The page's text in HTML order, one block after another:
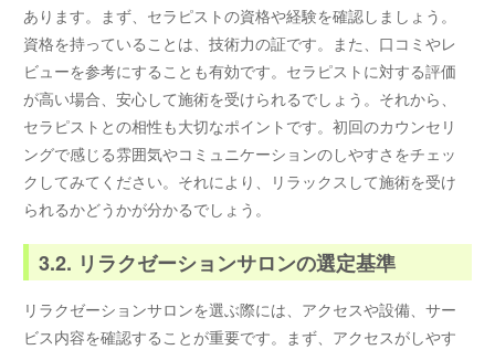
あります。まず、セラピストの資格や経験を確認しましょう。
資格を持っていることは、技術力の証です。また、口コミやレ
ビューを参考にすることも有効です。セラピストに対する評価
が高い場合、安心して施術を受けられるでしょう。それから、
セラピストとの相性も大切なポイントです。初回のカウンセリ
ングで感じる雰囲気やコミュニケーションのしやすさをチェッ
クしてみてください。それにより、リラックスして施術を受け
られるかどうかが分かるでしょう。
3.2. リラクゼーションサロンの選定基準
リラクゼーションサロンを選ぶ際には、アクセスや設備、サー
ビス内容を確認することが重要です。まず、アクセスがしやす